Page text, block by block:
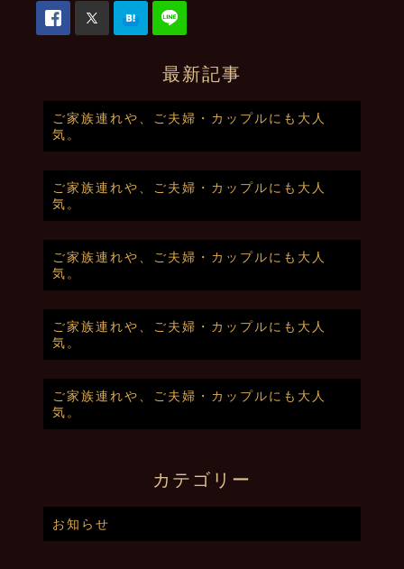
最新記事
ご家族連れや、ご夫婦・カップルにも大人
気。
ご家族連れや、ご夫婦・カップルにも大人
気。
ご家族連れや、ご夫婦・カップルにも大人
気。
ご家族連れや、ご夫婦・カップルにも大人
気。
ご家族連れや、ご夫婦・カップルにも大人
気。
カテゴリー
お知らせ